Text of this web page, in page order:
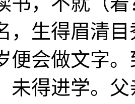
，生得眉清
便会做文字
未得进学。